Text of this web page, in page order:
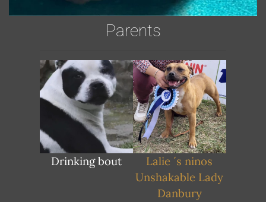
Parents
Drinking bout
Lalie ´s ninos
Unshakable Lady
Danbury